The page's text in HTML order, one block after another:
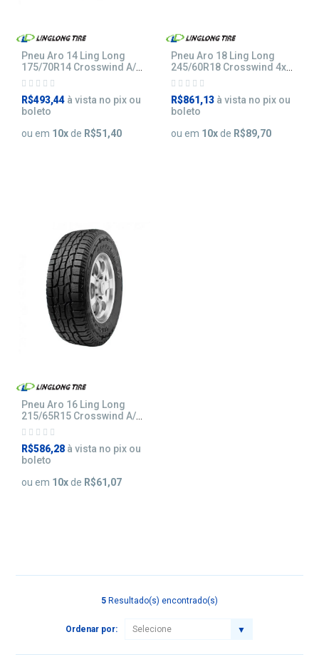
Pneu Aro 14 Ling Long
175/70R14 Crosswind A/T
88H
R$493,44 à vista no pix ou
boleto
ou em 10x de R$51,40
Pneu Aro 18 Ling Long
245/60R18 Crosswind 4x4
HP 105V
R$861,13 à vista no pix ou
boleto
ou em 10xde R$89,70
Pneu Aro 16 Ling Long
215/65R15 Crosswind A/T
98T
R$586,28 à vista no pix ou
boleto
ou em 10x de R$61,07
5Resultado(s) encontrado(s)
Ordenar por: